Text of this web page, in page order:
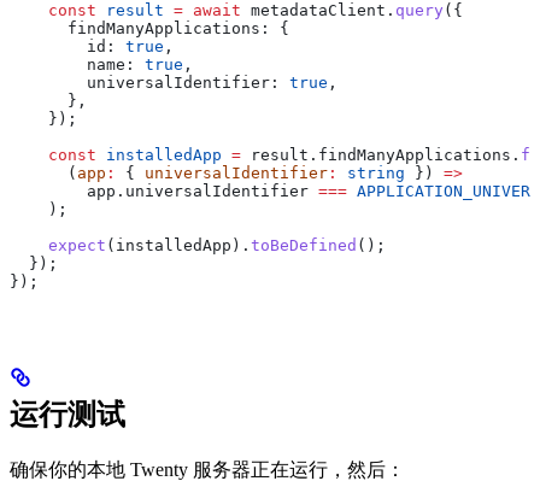
    const
result = await metadataClient . query ({
      findManyApplications:
{
        id:
true ,
        name:
true ,
        universalIdentifier:
true ,
      },
    });
    const
installedApp = result . findManyApplications .
      (
app : { universalIdentifier : string }) =>
        app
. universalIdentifier ===
    );
    expect
( installedApp ). toBeDefined ();
  });
});
运行测试
确保你的本地 Twenty 服务器正在运行，然后：